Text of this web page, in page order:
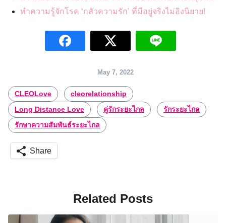
ทำความรู้จักโรค ‘กลัวความรัก’ ที่มีอยู่จริงไม่อิงนิยาย!
May 7, 2022
CLEOLove
cleorelationship
Long Distance Love
คู่รักระยะไกล
รักระยะไกล
รักษาความสัมพันธ์ระยะไกล
Share
Related Posts